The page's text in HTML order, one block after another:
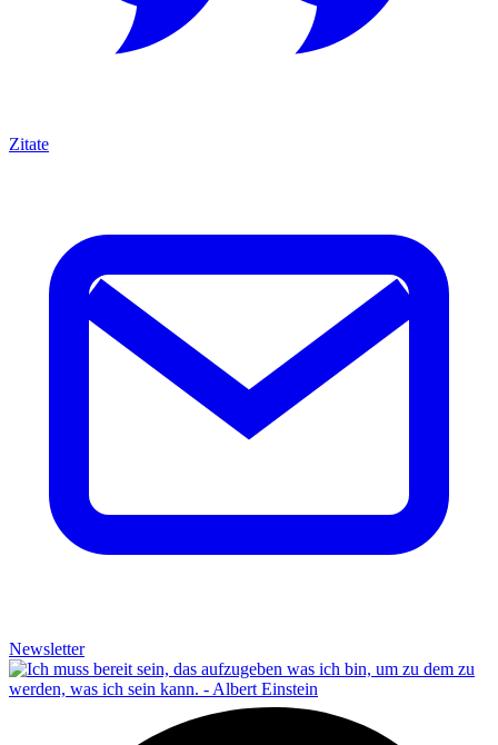
Zitate
Newsletter